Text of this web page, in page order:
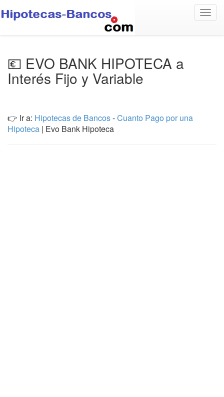
💶 EVO BANK HIPOTECA a
Interés Fijo y Variable
👉 Ir a: Hipotecas de Bancos-Cuanto Pago por una
Hipoteca | Evo Bank Hipoteca